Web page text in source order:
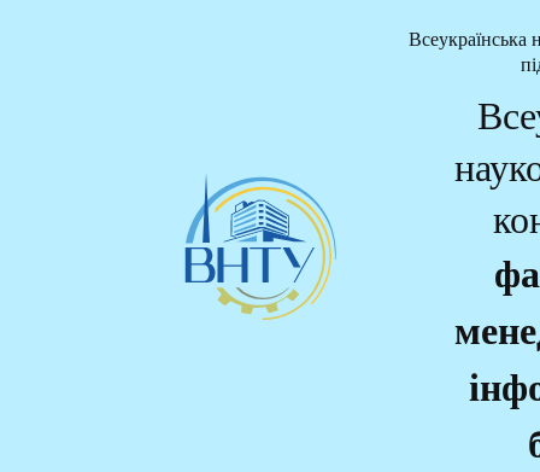
Всеукраїнська